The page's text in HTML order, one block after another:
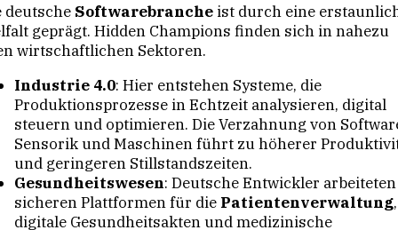
deutsche Softwarebranche ist durch eine
geprägt. Hidden Champions finden sich in nahezu
wirtschaftlichen Sektoren.
Industrie 4.0: Hier entstehen Systeme, die
Produktionsprozesse in Echtzeit analysieren, digital
steuern und optimieren. Die Verzahnung von
Sensorik und Maschinen führt zu höherer
und geringeren Stillstandszeiten.
Gesundheitswesen: Deutsche Entwickler
sicheren Plattformen für die Patientenverwaltung,
digitale Gesundheitsakten und medizinische